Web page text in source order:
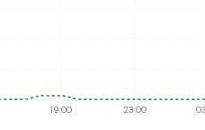
19:00 23:00